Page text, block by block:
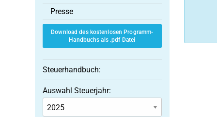
Presse
Download des kostenlosen Programm-
Handbuchs als .pdf Datei
Steuerhandbuch:
Auswahl Steuerjahr: